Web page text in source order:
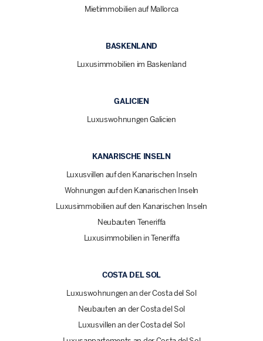
Mietimmobilien auf Mallorca
BASKENLAND
Luxusimmobilien im Baskenland
GALICIEN
Luxuswohnungen Galicien
KANARISCHE INSELN
Luxusvillen auf den Kanarischen Inseln
Wohnungen auf den Kanarischen Inseln
Luxusimmobilien auf den Kanarischen Inseln
Neubauten Teneriffa
Luxusimmobilien in Teneriffa
COSTA DEL SOL
Luxuswohnungen an der Costa del Sol
Neubauten an der Costa del Sol
Luxusvillen an der Costa del Sol